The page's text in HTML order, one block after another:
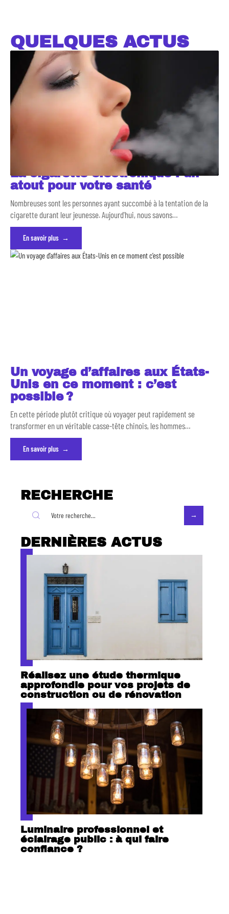
QUELQUES ACTUS
La cigarette électronique : un
atout pour votre santé
Nombreuses sont les personnes ayant succombé à la tentation de la
cigarette durant leur jeunesse. Aujourd'hui, nous savons…
En savoir plus
Un voyage d’affaires aux États-
Unis en ce moment : c’est
possible ?
En cette période plutôt critique où voyager peut rapidement se
transformer en un véritable casse-tête chinois, les hommes…
En savoir plus
RECHERCHE
DERNIÈRES ACTUS
Réalisez une étude thermique
approfondie pour vos projets de
construction ou de rénovation
Luminaire professionnel et
éclairage public : à qui faire
confiance ?